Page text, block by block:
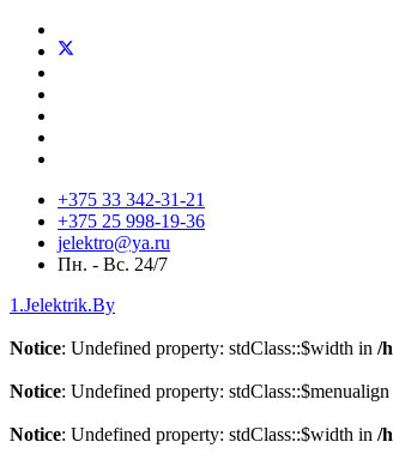
+375 33 342-31-21
+375 25 998-19-36
jelektro@ya.ru
Пн. - Вс. 24/7
1.Jelektrik.By
Notice: Undefined property: stdClass::$width in /
Notice: Undefined property: stdClass::$menualign
Notice: Undefined property: stdClass::$width in /